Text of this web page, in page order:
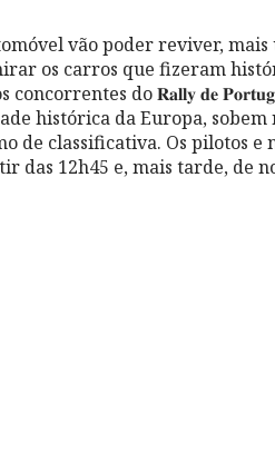
vão poder reviver, mais
os carros que fizeram
do 𝐑𝐚𝐥𝐥𝐲 𝐝𝐞
histórica da Europa, sobem
de classificativa. Os pilotos
das 12h45 e, mais tarde, de